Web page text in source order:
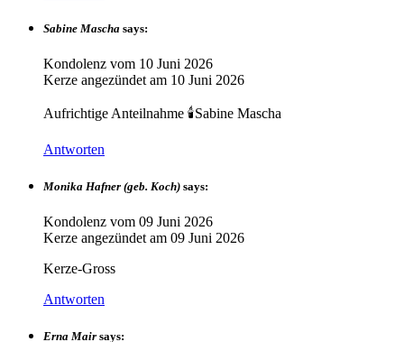
Sabine Mascha says:
Kondolenz vom 10 Juni 2026
Kerze angezündet am 10 Juni 2026
Aufrichtige Anteilnahme 🕯️Sabine Mascha
Antworten
Monika Hafner (geb. Koch) says:
Kondolenz vom 09 Juni 2026
Kerze angezündet am 09 Juni 2026
Kerze-Gross
Antworten
Erna Mair says: